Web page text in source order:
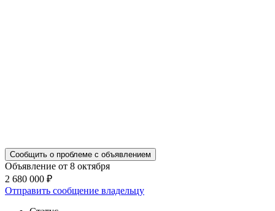
Сообщить о проблеме с объявлением
Объявление от 8 октября
2 680 000 ₽
Отправить сообщение владельцу